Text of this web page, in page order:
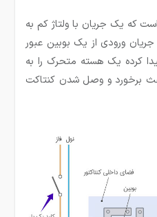
که یک جریان با ولتاژ کم به
ورودی از یک بوبین عبور
کرده یک هسته متحرک را به
برخورد و وصل شدن کنتاکت